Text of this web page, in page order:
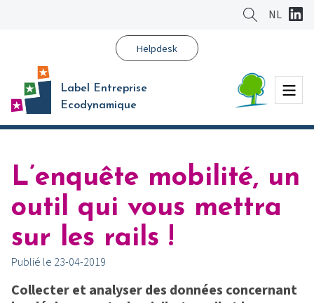
NL
Helpdesk
Label Entreprise
Ecodynamique
Menu
L’enquête mobilité, un
outil qui vous mettra
sur les rails !
Publié le 23-04-2019
Collecter et analyser des données concernant